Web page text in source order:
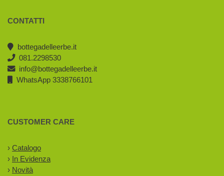
CONTATTI
bottegadelleerbe.it
081.2298530
info@bottegadelleerbe.it
WhatsApp 3338766101
CUSTOMER CARE
› Catalogo
› In Evidenza
› Novità